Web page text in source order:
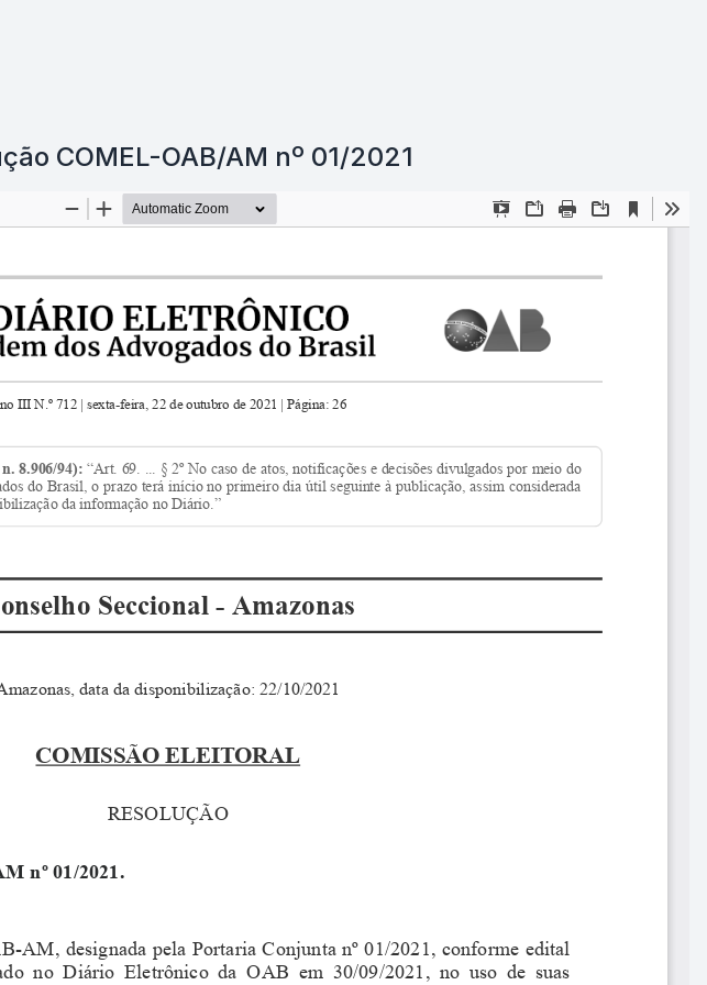
COMEL-OAB/AM nº 01/2021